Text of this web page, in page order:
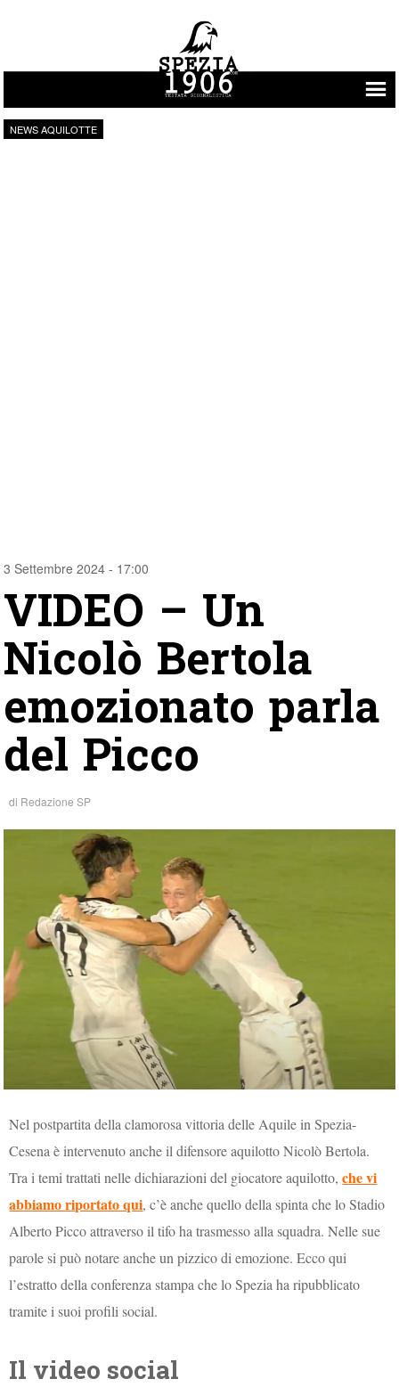
Vai al contenuto
NEWS AQUILOTTE
3 Settembre 2024 - 17:00
VIDEO – Un
Nicolò Bertola
emozionato parla
del Picco
di Redazione SP
Nel postpartita della clamorosa vittoria delle Aquile in Spezia-
Cesena è intervenuto anche il difensore aquilotto Nicolò Bertola.
Tra i temi trattati nelle dichiarazioni del giocatore aquilotto,che vi
abbiamo riportato qui, c’è anche quello della spinta che lo Stadio
Alberto Picco attraverso il tifo ha trasmesso alla squadra. Nelle sue
parole si può notare anche un pizzico di emozione. Ecco qui
l’estratto della conferenza stampa che lo Spezia ha ripubblicato
tramite i suoi profili social.
Il video social